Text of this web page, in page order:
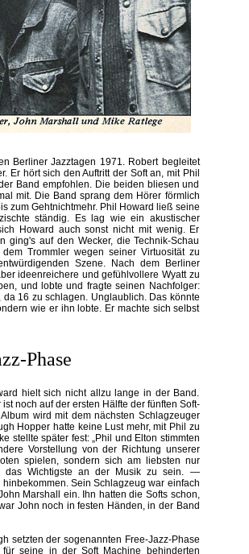
Berliner Jazztagen 1971. Robert begleitet
Er hört sich den Auftritt der Soft an, mit Phil
Band empfohlen. Die beiden bliesen und
mit. Die Band sprang dem Hörer förmlich
zum Gehtnichtmehr. Phil Howard ließ seine
ständig. Es lag wie ein akustischer
Howard auch sonst nicht mit wenig. Er
auf den Wecker, die Technik-Schau
Trommler wegen seiner Virtuosität zu
Szene. Nach dem Berliner
ideenreichere und gefühlvollere Wyatt zu
und lobte und fragte seinen Nachfolger:
16 zu schlagen. Unglaublich. Das könnte
wie er ihn lobte. Er machte sich selbst
Phase
hielt sich nicht allzu lange in der Band.
noch auf der ersten Hälfte der fünften Soft-
wird mit dem nächsten Schlagzeuger
Hopper hatte keine Lust mehr, mit Phil zu
stellte später fest: „Phil und Elton stimmten
Vorstellung von der Richtung unserer
spielen, sondern sich am liebsten nur
das Wichtigste an der Musik zu sein. —
Sein Schlagzeug war einfach
Marshall ein. Ihn hatten die Softs schon,
John noch in festen Händen, in der Band
setzten der sogenannten Free-Jazz-Phase
seine in der Soft Machine behinderten